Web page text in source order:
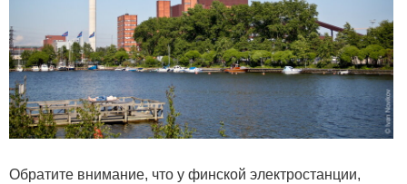
Обратите внимание, что у финской электростанции,